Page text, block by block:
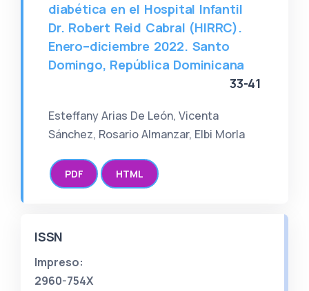
diabética en el Hospital Infantil
Dr. Robert Reid Cabral (HIRRC).
Enero–diciembre 2022. Santo
Domingo, República Dominicana
33-41
Esteffany Arias De León, Vicenta
Sánchez, Rosario Almanzar, Elbi Morla
PDF HTML
ISSN
Impreso:
2960-754X